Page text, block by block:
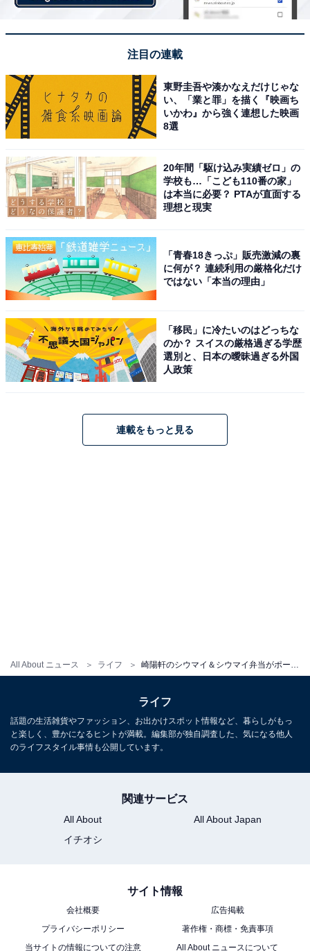
All About ニュース ライフ
さ6センチで、表面のサイズ感は「昔ながらのシウマイ
昔ながらのシウマイポーチ 表面
6センチで、こちらも表面のサイズ感は「シウマイ弁
注目の連載
東野圭吾や湊かなえだけじゃな
い、「業と罪」を描く『映画ち
いかわ』から強く連想した映画
8選
20年間「駆け込み実績ゼロ」の
学校も…「こども110番の家」
は本当に必要？ PTAが直面する
理想と現実
「青春18きっぷ」販売激減の裏
に何が？ 連続利用の厳格化だけ
ではない「本当の理由」
「移民」に冷たいのはどっちな
のか？ スイスの厳格過ぎる学歴
選別と、日本の曖昧過ぎる外国
人政策
連載をもっと見る
ライフ
話題の生活雑貨やファッション、お出かけスポット情報など、暮らしがもっ
と楽しく、豊かになるヒントが満載。編集部が独自調査した、気になる他人
のライフスタイル事情も公開しています。
関連サービス
All About
All About Japan
イチオシ
サイト情報
会社概要
広告掲載
プライバシーポリシー
著作権・商標・免責事項
当サイトの情報についての注意
All About ニュースについて